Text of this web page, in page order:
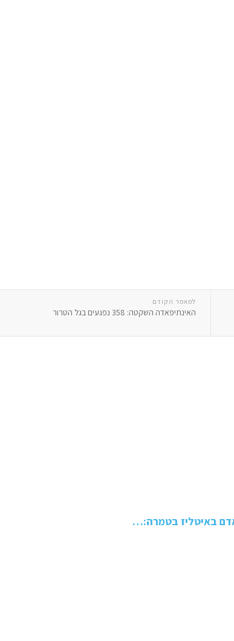
למאמר הקודם
האינתיפאדה השקטה: 358 נפגעים בגל הטרור